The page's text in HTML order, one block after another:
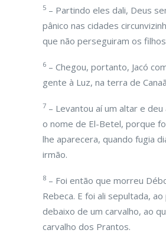
5 – Partindo eles dali, Deus
pânico nas cidades
que não perseguiram os filhos
6 – Chegou, portanto, Jacó
gente à Luz, na terra de
7 – Levantou aí um altar e
o nome de El-Betel, porque
lhe aparecera, quando fugia
irmão.
8 – Foi então que morreu
Rebeca. E foi ali sepultada,
debaixo de um carvalho, ao
carvalho dos Prantos.